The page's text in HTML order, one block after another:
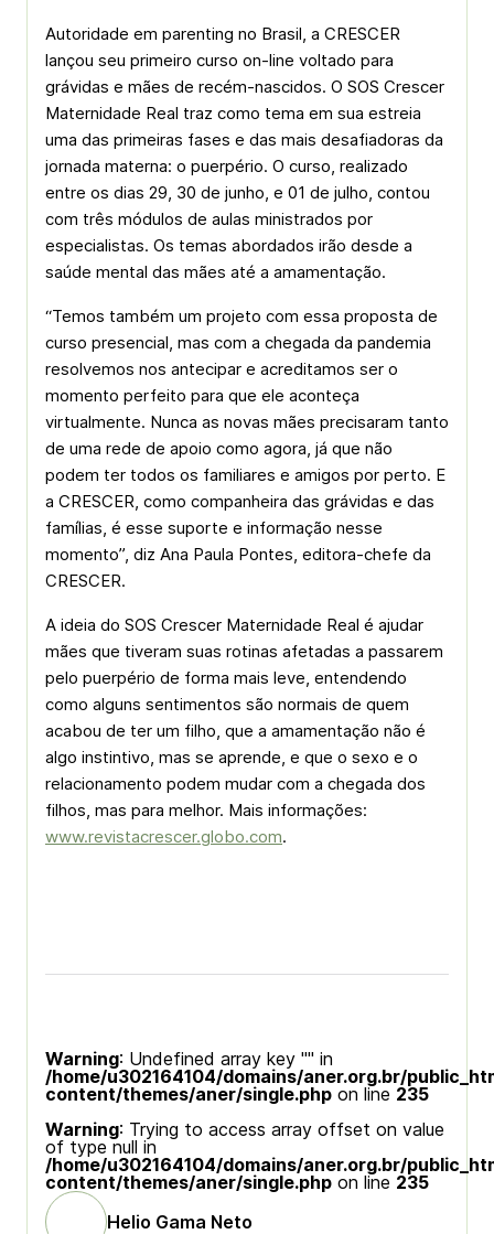
Autoridade em parenting no Brasil, a CRESCER
lançou seu primeiro curso on-line voltado para
grávidas e mães de recém-nascidos. O SOS Crescer
Maternidade Real traz como tema em sua estreia
uma das primeiras fases e das mais desafiadoras da
jornada materna: o puerpério. O curso, realizado
entre os dias 29, 30 de junho, e 01 de julho, contou
com três módulos de aulas ministrados por
especialistas. Os temas abordados irão desde a
saúde mental das mães até a amamentação.
“Temos também um projeto com essa proposta de
curso presencial, mas com a chegada da pandemia
resolvemos nos antecipar e acreditamos ser o
momento perfeito para que ele aconteça
virtualmente. Nunca as novas mães precisaram tanto
de uma rede de apoio como agora, já que não
podem ter todos os familiares e amigos por perto. E
a CRESCER, como companheira das grávidas e das
famílias, é esse suporte e informação nesse
momento”, diz Ana Paula Pontes, editora-chefe da
CRESCER.
A ideia do SOS Crescer Maternidade Real é ajudar
mães que tiveram suas rotinas afetadas a passarem
pelo puerpério de forma mais leve, entendendo
como alguns sentimentos são normais de quem
acabou de ter um filho, que a amamentação não é
algo instintivo, mas se aprende, e que o sexo e o
relacionamento podem mudar com a chegada dos
filhos, mas para melhor. Mais informações:
www.revistacrescer.globo.com.
Warning: Undefined array key "" in
/home/u302164104/domains/aner.org.br/
content/themes/aner/single.php on line 235
Warning: Trying to access array offset on value
of type null in
/home/u302164104/domains/aner.org.br/
content/themes/aner/single.php on line 235
Helio Gama Neto